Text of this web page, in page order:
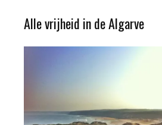
Alle vrijheid in de Algarve